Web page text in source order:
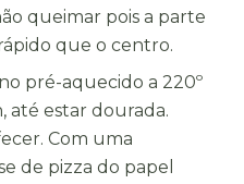
queimar pois a parte
que o centro.
pré-aquecido a 220º
até estar dourada.
Com uma
de pizza do papel